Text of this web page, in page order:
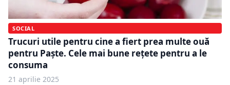
SOCIAL
Trucuri utile pentru cine a fiert prea multe ouă
pentru Paște. Cele mai bune rețete pentru a le
consuma
21 aprilie 2025